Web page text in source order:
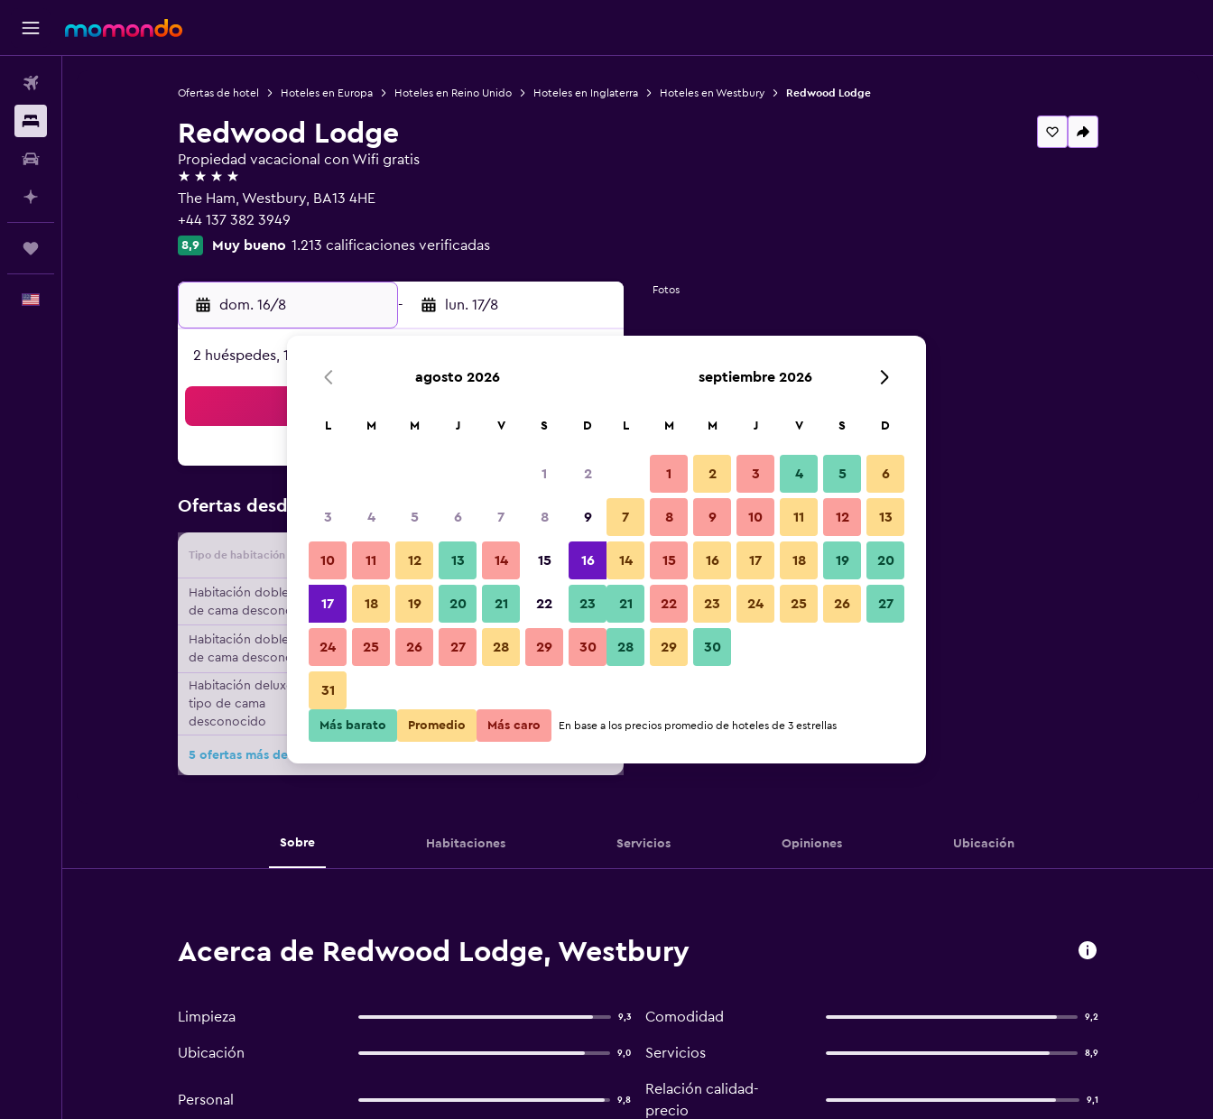
Ofertas de hotel Hoteles en Europa Hoteles en Reino Unido Hoteles en Inglaterra Hoteles en Westbury Redwood Lodge
Redwood Lodge
Propiedad vacacional con Wifi gratis
4 estrellas
The Ham, Westbury, BA13 4HE
+44 137 382 3949
8,9 Muy bueno 1.213 calificaciones verificadas
dom. 16/8 - lun. 17/8
2 huéspedes, 1 habitación
Ofertas desde
Tipo de habitación Proveedor Total noche
Habitación doble, tipo
de cama desconocido
$126 Ver oferta
Habitación doble, tipo
de cama desconocido
$126 Ver oferta
Habitación deluxe,
tipo de cama
desconocido
5 ofertas más de Redwood Lodge
Fotos
Sobre Habitaciones Servicios Opiniones Ubicación
Acerca de Redwood Lodge, Westbury
Limpieza 9,3 Comodidad 9,2
Ubicación 9,0 Servicios 8,9
Personal 9,8
Relación calidad-
precio
9,1
agosto 2026
L M M J V S D
1 2
3 4 5 6 7 8 9
10 11 12 13 14 15 16
17 18 19 20 21 22 23
24 25 26 27 28 29 30
31
septiembre 2026
L M M J V S D
1 2 3 4 5 6
7 8 9 10 11 12 13
14 15 16 17 18 19 20
21 22 23 24 25 26 27
28 29 30
Más barato Promedio Más caro En base a los precios promedio de hoteles de 3 estrellas